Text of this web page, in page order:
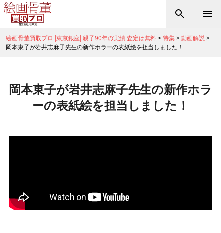
絵画骨董買取プロ |東京銀座| 親子90年の実績 査定は無料>特集>動画解説 >
岡本東子が岩井志麻子先生の新作ホラーの表紙絵を担当しました！
岡本東子が岩井志麻子先生の新作ホラ
ーの表紙絵を担当しました！